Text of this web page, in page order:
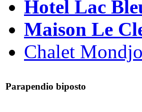
Hotel Lac
Maison Le
Chalet
Parapendio biposto